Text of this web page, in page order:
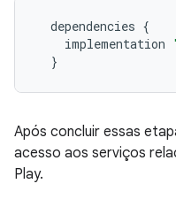
dependencies {
implementation
}
Após concluir essas
acesso aos serviços
Play.